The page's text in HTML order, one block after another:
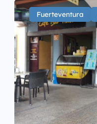
Fuerteventura